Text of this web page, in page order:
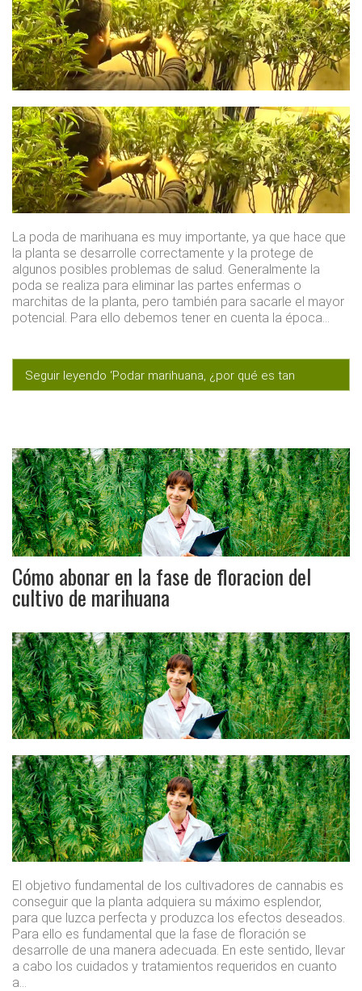
La poda de marihuana es muy importante, ya que hace que
la planta se desarrolle correctamente y la protege de
algunos posibles problemas de salud. Generalmente la
poda se realiza para eliminar las partes enfermas o
marchitas de la planta, pero también para sacarle el mayor
potencial. Para ello debemos tener en cuenta la época…
Seguir leyendo ‘Podar marihuana, ¿por qué es tan
Cómo abonar en la fase de floracion del
cultivo de marihuana
El objetivo fundamental de los cultivadores de cannabis es
conseguir que la planta adquiera su máximo esplendor,
para que luzca perfecta y produzca los efectos deseados.
Para ello es fundamental que la fase de floración se
desarrolle de una manera adecuada. En este sentido, llevar
a cabo los cuidados y tratamientos requeridos en cuanto
a…